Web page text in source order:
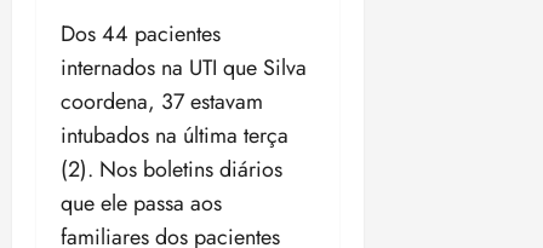
Dos 44 pacientes
internados na UTI que Silva
coordena, 37 estavam
intubados na última terça
(2). Nos boletins diários
que ele passa aos
familiares dos pacientes